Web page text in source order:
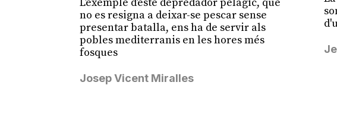
no es resigna a deixar-se pescar sense
presentar batalla, ens ha de servir als
pobles mediterranis en les hores més
fosques
Josep Vicent Miralles